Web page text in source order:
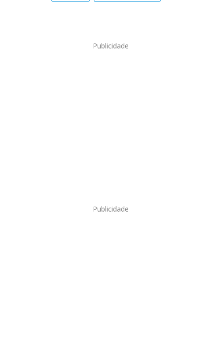
Publicidade
Publicidade